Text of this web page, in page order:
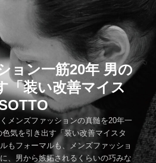
ョン一筋20年 男の
「装い改善マイス
メンズファッションの真髄を20年一
気を引き出す「装い改善マイスタ
もフォーマルも、メンズファッショ
、男から嫉妬されるくらいの巧みな